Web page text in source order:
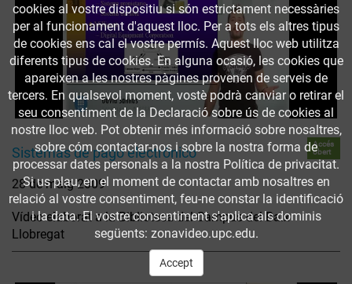
Sistemas de pago electrónico
Accés
obert
28 de maig 2009
Vídeo elaborat a la Biblioteca del Campus del Baix
Llobregat
cookies al vostre dispositiu si són estrictament necessàries
per al funcionament d'aquest lloc. Per a tots els altres tipus
de cookies ens cal el vostre permís. Aquest lloc web utilitza
diferents tipus de cookies. En alguna ocasió, les cookies que
apareixen a les nostres pàgines provenen de serveis de
tercers. En qualsevol moment, vostè podrà canviar o retirar el
seu consentiment de la Declaració sobre ús de cookies al
nostre lloc web. Pot obtenir més informació sobre nosaltres,
sobre cóm contactar-nos i sobre la nostra forma de
processar dates personals a la nostra Política de privacitat.
Si us plau, en el moment de contactar amb nosaltres en
relació al vostre consentiment, feu-ne constar la identificació
i la data. El vostre consentiment s'aplica als dominis
següents: zonavideo.upc.edu.
Accept